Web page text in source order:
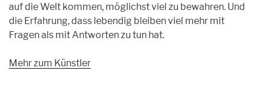
auf die Welt kommen, möglichst viel zu bewahren. Und
die Erfahrung, dass lebendig bleiben viel mehr mit
Fragen als mit Antworten zu tun hat.
Mehr zum Künstler